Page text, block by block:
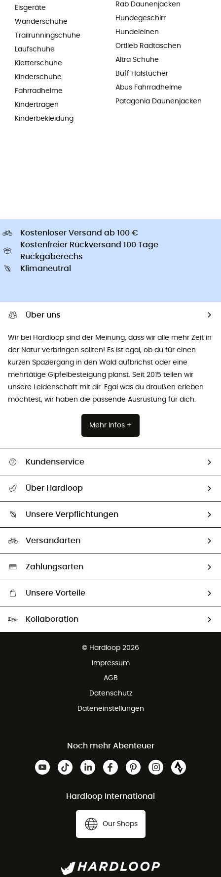
Eisgeräte
Wanderschuhe
Trailrunningschuhe
Laufschuhe
Kletterschuhe
Kinderschuhe
Fahrradhelme
Kindertragen
Kinderbekleidung
Rab Daunenjacken
Hundegeschirr
Hundeleinen
Ortlieb Radtaschen
Altra Schuhe
Buff Halstücher
Abus Fahrradhelme
Patagonia Daunenjacken
Kostenloser Versand ab 100 €
Kostenfreier Rückversand 100 Tage
Rückgaberechs
Klimaneutral
Über uns
Wir bei Hardloop sind der Meinung, dass wir alle mehr Zeit in
der Natur verbringen sollten! Es ist egal, ob du für einen
kurzen Spaziergang in den Wald aufbrichst oder eine
mehrtätige Gipfelbesteigung planst. Seit 2015 teilen wir
unsere Leidenschaft mit dir. Egal was du draußen erleben
möchtest, wir haben die passende Ausrüstung für dich.
Mehr Infos +
Kundenservice
Größentabelle
Vertrag widerrufen
Über Hardloop
Unsere Botschafter
Unsere Verpflichtungen
Auswahl an nachhaltigen Produkten
Versandarten
Zahlungsarten
Unsere Vorteile
Kollaboration
© Hardloop 2026
Impressum
AGB
Datenschutz
Dateneinstellungen
Noch mehr Abenteuer
Hardloop International
Our Shops